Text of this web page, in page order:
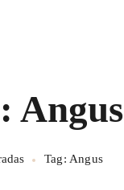
Angus
Tag: Angus